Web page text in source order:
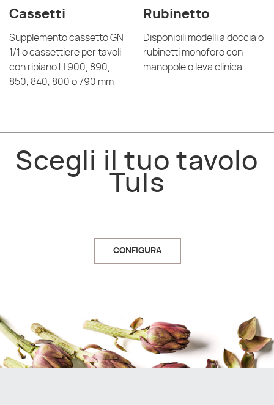
Cassetti
Supplemento cassetto GN
1/1 o cassettiere per tavoli
con ripiano H 900, 890,
850, 840, 800 o 790 mm
Rubinetto
Disponibili modelli a doccia o
rubinetti monoforo con
manopole o leva clinica
Scegli il tuo tavolo
Tuls
CONFIGURA